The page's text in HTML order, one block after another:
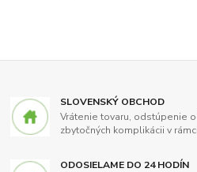
SLOVENSKÝ OBCHOD
Vrátenie tovaru, odstúpenie
zbytočných komplikácii v
ODOSIELAME DO 24 HODÍN